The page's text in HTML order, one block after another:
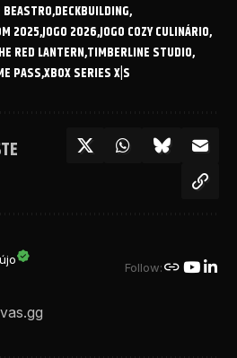
BEASTRO DECKBUILDING
2025JOGO 2026JOGO COZY CULINÁRIO
RED LANTERN TIMBERLINE STUDIO
PASSXBOX SERIES X|S
Follow: